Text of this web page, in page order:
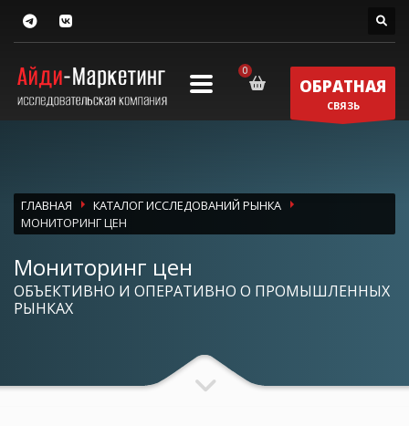
ОБРАТНАЯ
СВЯЗЬ
ГЛАВНАЯ
КАТАЛОГ ИССЛЕДОВАНИЙ РЫНКА
МОНИТОРИНГ ЦЕН
Мониторинг цен
ОБЪЕКТИВНО И ОПЕРАТИВНО О ПРОМЫШЛЕННЫХ
РЫНКАХ